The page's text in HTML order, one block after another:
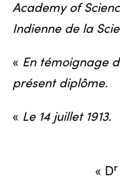
Academy of
Indienne de la
« En témoignage
présent diplôme.
« Le 14 juillet 1913.
« Dr